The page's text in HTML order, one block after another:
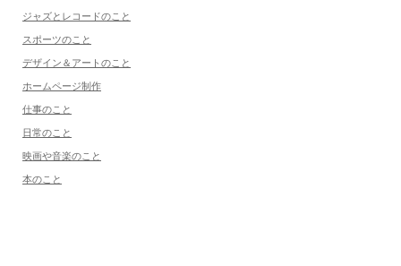
ジャズとレコードのこと
スポーツのこと
デザイン＆アートのこと
ホームページ制作
仕事のこと
日常のこと
映画や音楽のこと
本のこと